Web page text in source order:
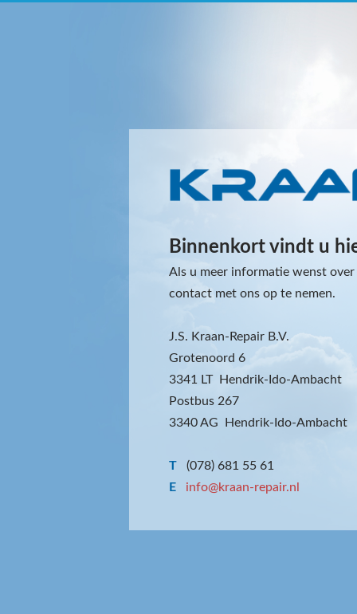
Binnenkort vindt u
Als u meer informatie wenst
contact met ons op te nemen.
J.S. Kraan-Repair B.V.
Grotenoord 6
3341 LT Hendrik-Ido-Ambacht
Postbus 267
3340 AG Hendrik-Ido-Ambacht
T
(078) 681 55 61
E
info@kraan-repair.nl